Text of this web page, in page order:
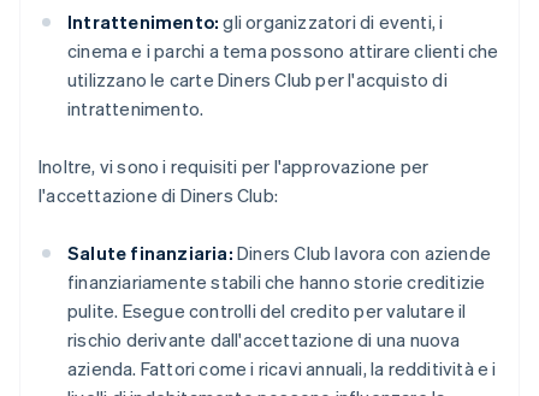
Intrattenimento: gli organizzatori di eventi, i
cinema e i parchi a tema possono attirare clienti che
utilizzano le carte Diners Club per l'acquisto di
intrattenimento.
Inoltre, vi sono i requisiti per l'approvazione per
l'accettazione di Diners Club:
Salute finanziaria: Diners Club lavora con aziende
finanziariamente stabili che hanno storie creditizie
pulite. Esegue controlli del credito per valutare il
rischio derivante dall'accettazione di una nuova
azienda. Fattori come i ricavi annuali, la redditività e i